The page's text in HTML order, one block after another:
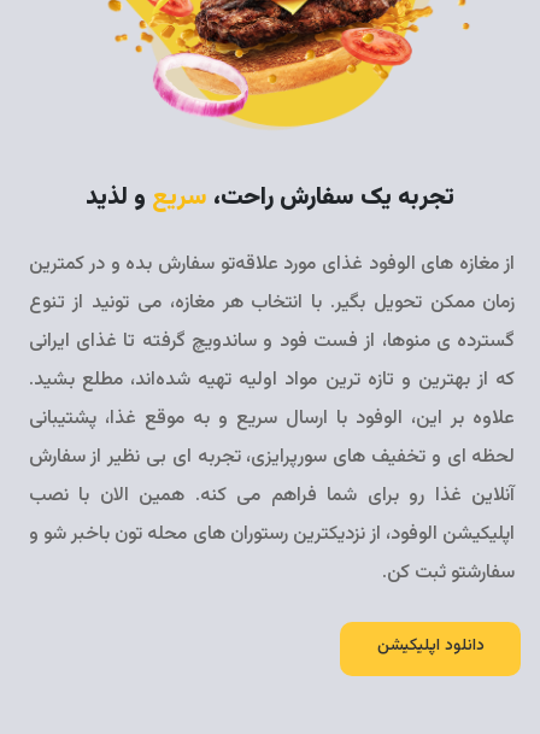
تجربه یک سفارش راحت، سریع و لذید
از مغازه های الوفود غذای مورد علاقه‌تو سفارش بده و در کمترین
زمان ممکن تحویل بگیر. با انتخاب هر مغازه، می تونید از تنوع
گسترده ی منوها، از فست فود و ساندویچ گرفته تا غذای ایرانی
که از بهترین و تازه ترین مواد اولیه تهیه شده‌‌اند، مطلع بشید.
علاوه بر این، الوفود با ارسال سریع و به موقع غذا، پشتیبانی
لحظه ای و تخفیف های سورپرایزی، تجربه ای بی نظیر از سفارش
آنلاین غذا رو برای شما فراهم می کنه. همین الان با نصب
اپلیکیشن الوفود، از نزدیکترین رستوران های محله تون باخبر شو و
سفارشتو ثبت کن.
دانلود اپلیکیشن